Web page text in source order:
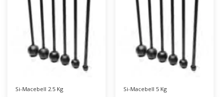
Si-Macebell 2.5 Kg Si-Macebell 5 Kg